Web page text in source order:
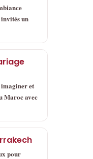
un
imaginer et
Maroc avec
pour